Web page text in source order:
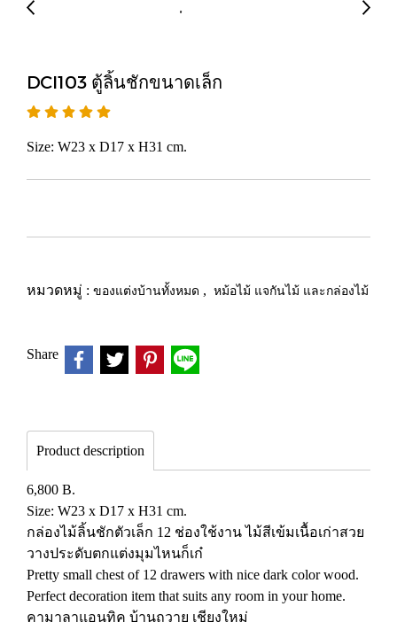
DCI103 ตู้ลิ้นชักขนาดเล็ก
Size: W23 x D17 x H31 cm.
หมวดหมู่ : ของแต่งบ้านทั้งหมด , หม้อไม้ แจกันไม้ และกล่องไม้
Share
Product description
6,800 B.
Size: W23 x D17 x H31 cm.
กล่องไม้ลิ้นชักตัวเล็ก 12 ช่องใช้งาน ไม้สีเข้มเนื้อเก่าสวย
วางประดับตกแต่งมุมไหนก็เก๋
Pretty small chest of 12 drawers with nice dark color wood.
Perfect decoration item that suits any room in your home.
คามาลาแอนทิค บ้านถวาย เชียงใหม่